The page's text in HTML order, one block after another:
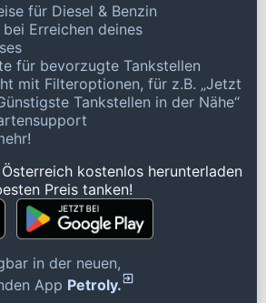
für Diesel & Benzin
bei Erreichen deines
für bevorzugte Tankstellen
mit Filteroptionen, für z.B. „Jetzt
Tankstellen in der Nähe“
kostenlos herunterladen
Preis tanken!
in der neuen,
App Petroly.